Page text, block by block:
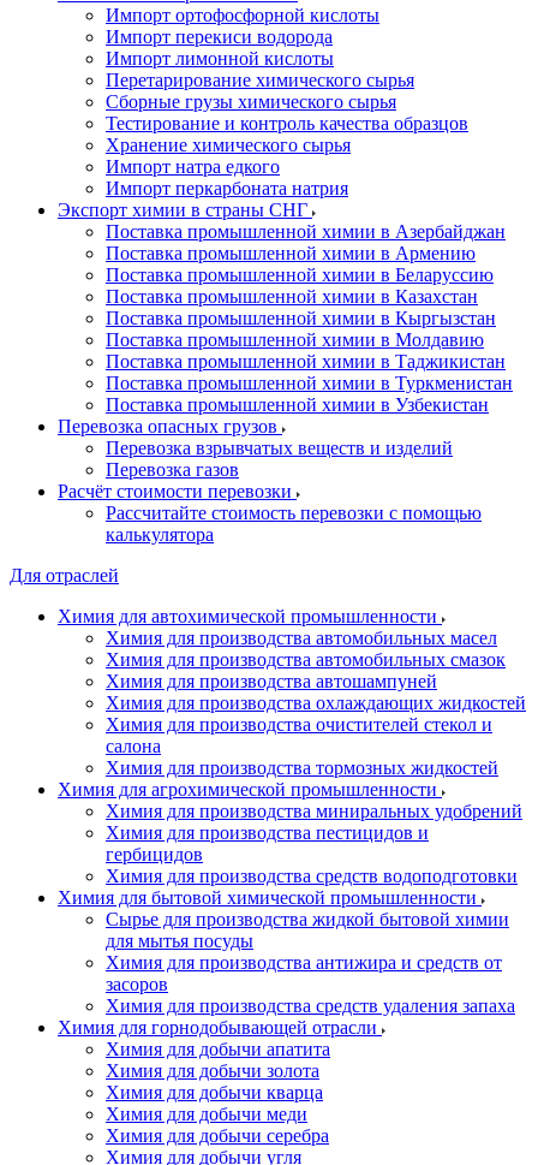
Импорт ортофосфорной кислоты
Импорт перекиси водорода
Импорт лимонной кислоты
Перетарирование химического сырья
Сборные грузы химического сырья
Тестирование и контроль качества образцов
Хранение химического сырья
Импорт натра едкого
Импорт перкарбоната натрия
Экспорт химии в страны СНГ
Поставка промышленной химии в Азербайджан
Поставка промышленной химии в Армению
Поставка промышленной химии в Беларуссию
Поставка промышленной химии в Казахстан
Поставка промышленной химии в Кыргызстан
Поставка промышленной химии в Молдавию
Поставка промышленной химии в Таджикистан
Поставка промышленной химии в Туркменистан
Поставка промышленной химии в Узбекистан
Перевозка опасных грузов
Перевозка взрывчатых веществ и изделий
Перевозка газов
Расчёт стоимости перевозки
Рассчитайте стоимость перевозки с помощью
калькулятора
Для отраслей
Химия для автохимической промышленности
Химия для производства автомобильных масел
Химия для производства автомобильных смазок
Химия для производства автошампуней
Химия для производства охлаждающих жидкостей
Химия для производства очистителей стекол и
салона
Химия для производства тормозных жидкостей
Химия для агрохимической промышленности
Химия для производства миниральных удобрений
Химия для производства пестицидов и
гербицидов
Химия для производства средств водоподготовки
Химия для бытовой химической промышленности
Сырье для производства жидкой бытовой химии
для мытья посуды
Химия для производства антижира и средств от
засоров
Химия для производства средств удаления запаха
Химия для горнодобывающей отрасли
Химия для добычи апатита
Химия для добычи золота
Химия для добычи кварца
Химия для добычи меди
Химия для добычи серебра
Химия для добычи угля